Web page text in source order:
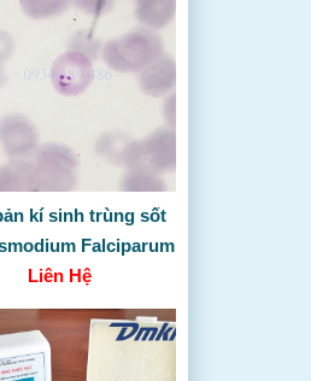
kí sinh trùng sốt
Falciparum
Liên Hệ